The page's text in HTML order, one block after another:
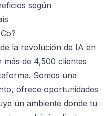
según
la revolución de IA en
de 4,500 clientes
Somos una
ofrece oportunidades
un ambiente donde tu